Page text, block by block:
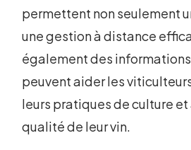
permettent non seulement
une gestion à distance
également des
peuvent aider les
leurs pratiques de culture
qualité de leur vin.